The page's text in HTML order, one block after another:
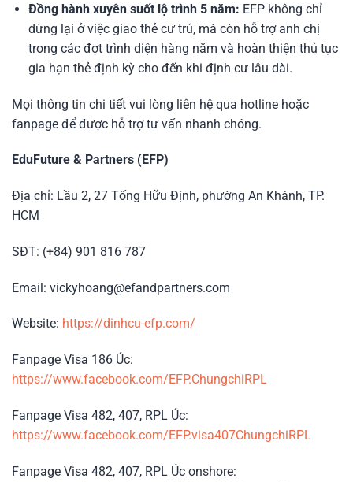
Đồng hành xuyên suốt lộ trình 5 năm: EFP không chỉ
dừng lại ở việc giao thẻ cư trú, mà còn hỗ trợ anh chị
trong các đợt trình diện hàng năm và hoàn thiện thủ tục
gia hạn thẻ định kỳ cho đến khi định cư lâu dài.
Mọi thông tin chi tiết vui lòng liên hệ qua hotline hoặc
fanpage để được hỗ trợ tư vấn nhanh chóng.
EduFuture & Partners (EFP)
Địa chỉ: Lầu 2, 27 Tống Hữu Định, phường An Khánh, TP.
HCM
SĐT: (+84) 901 816 787
Email: vickyhoang@efandpartners.com
Website: https://dinhcu-efp.com/
Fanpage Visa 186 Úc:
https://www.facebook.com/EFP.ChungchiRPL
Fanpage Visa 482, 407, RPL Úc:
https://www.facebook.com/EFP.visa407ChungchiRPL
Fanpage Visa 482, 407, RPL Úc onshore: